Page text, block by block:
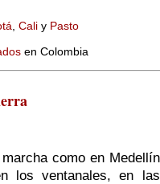
, Cali y Pasto
en Colombia
como en Medellín
los ventanales, en las